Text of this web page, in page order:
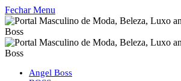
Fechar Menu
Angel Boss